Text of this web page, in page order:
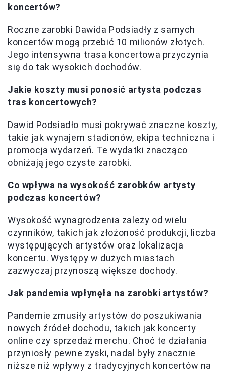
koncertów?
Roczne zarobki Dawida Podsiadły z samych
koncertów mogą przebić 10 milionów złotych.
Jego intensywna trasa koncertowa przyczynia
się do tak wysokich dochodów.
Jakie koszty musi ponosić artysta podczas
tras koncertowych?
Dawid Podsiadło musi pokrywać znaczne koszty,
takie jak wynajem stadionów, ekipa techniczna i
promocja wydarzeń. Te wydatki znacząco
obniżają jego czyste zarobki.
Co wpływa na wysokość zarobków artysty
podczas koncertów?
Wysokość wynagrodzenia zależy od wielu
czynników, takich jak złożoność produkcji, liczba
występujących artystów oraz lokalizacja
koncertu. Występy w dużych miastach
zazwyczaj przynoszą większe dochody.
Jak pandemia wpłynęła na zarobki artystów?
Pandemie zmusiły artystów do poszukiwania
nowych źródeł dochodu, takich jak koncerty
online czy sprzedaż merchu. Choć te działania
przyniosły pewne zyski, nadal były znacznie
niższe niż wpływy z tradycyjnych koncertów na